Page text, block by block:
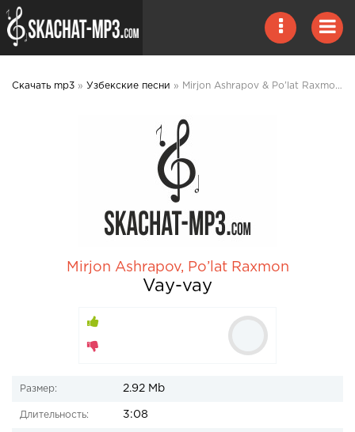
Скачать mp3 » Узбекские песни » Mirjon Ashrapov & Po’lat Raxmon — Vay-vay 2020 mp3 скачать
Mirjon Ashrapov, Po’lat Raxmon
Vay-vay
Размер: 2.92 Mb
Длительность: 3:08